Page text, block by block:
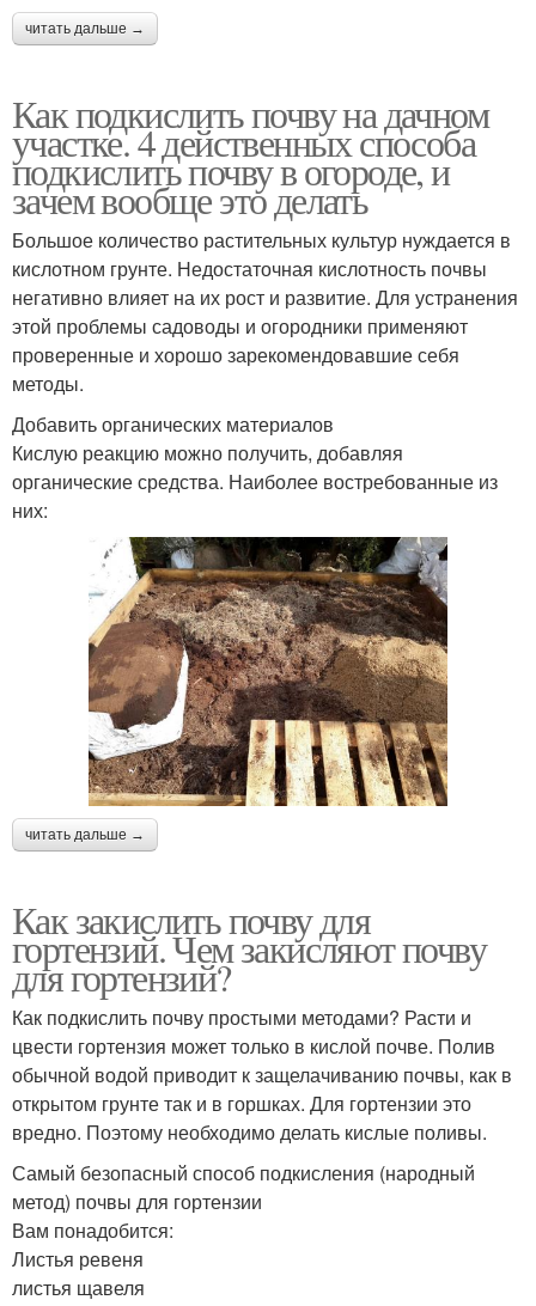
читать дальше →
Как подкислить почву на дачном
участке. 4 действенных способа
подкислить почву в огороде, и
зачем вообще это делать
Большое количество растительных культур нуждается в
кислотном грунте. Недостаточная кислотность почвы
негативно влияет на их рост и развитие. Для устранения
этой проблемы садоводы и огородники применяют
проверенные и хорошо зарекомендовавшие себя
методы.
Добавить органических материалов
Кислую реакцию можно получить, добавляя
органические средства. Наиболее востребованные из
них:
читать дальше →
Как закислить почву для
гортензий. Чем закисляют почву
для гортензий?
Как подкислить почву простыми методами? Расти и
цвести гортензия может только в кислой почве. Полив
обычной водой приводит к защелачиванию почвы, как в
открытом грунте так и в горшках. Для гортензии это
вредно. Поэтому необходимо делать кислые поливы.
Самый безопасный способ подкисления (народный
метод) почвы для гортензии
Вам понадобится:
Листья ревеня
листья щавеля